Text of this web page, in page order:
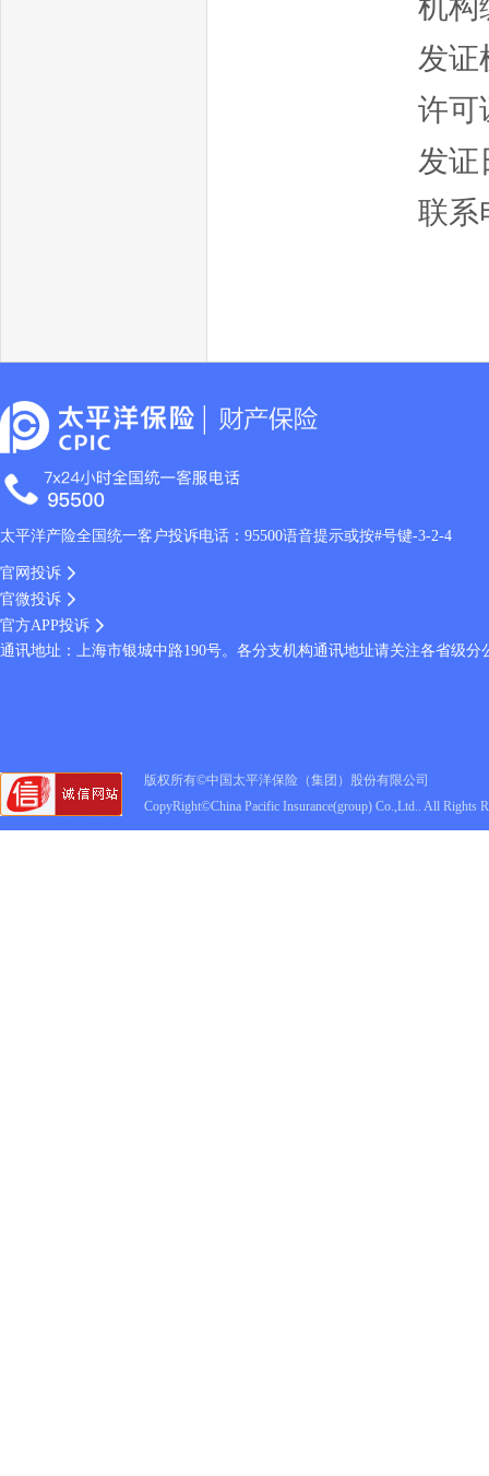
机构
发证
许可
发证
联系
太平洋产险全国统一客户投诉电话：95500语音提示或按#号键-3-2-4
官网投诉
官微投诉
官方APP投诉
通讯地址：上海市银城中路190号。各分支机构通讯地址请关注各省级
版权所有©中国太平洋保险（集团）股份有限公司
CopyRight©China Pacific Insurance(group) Co.,Ltd.. All Rights